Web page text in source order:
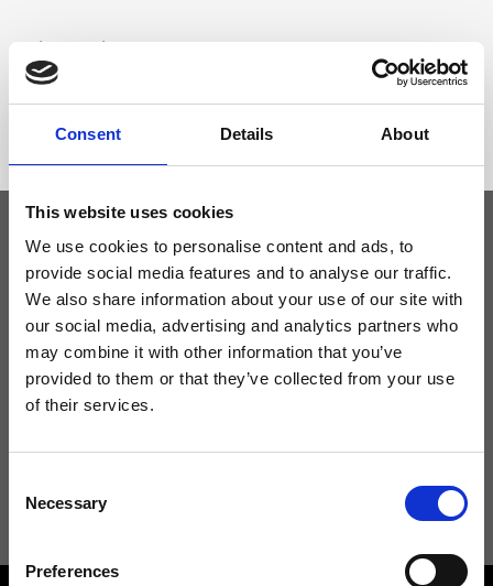
Consent Details About
This website uses cookies
We use cookies to personalise content and ads, to
provide social media features and to analyse our traffic.
We also share information about your use of our site with
our social media, advertising and analytics partners who
may combine it with other information that you’ve
provided to them or that they’ve collected from your use
of their services.
Selection
Necessary
Preferences
Tieniti aggiornato
Non perdere le novità di Ripani, iscriviti alla newsletter!